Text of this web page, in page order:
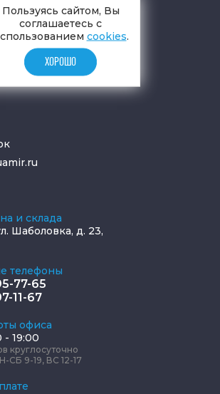
товара
и склада
Шаболовка, д. 23,
телефоны
77-65
11-67
офиса
19:00
круглосуточно
СБ 9-19, ВС 12-17
Пользуясь сайтом, Вы
соглашаетесь с
cookies.
ХОРОШО